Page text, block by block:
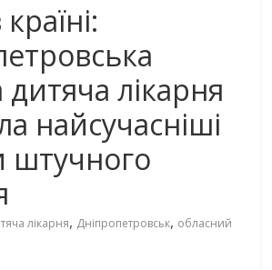
лікарня
найсучасніші
штучного
лікарня, Дніпропетровськ, обласний